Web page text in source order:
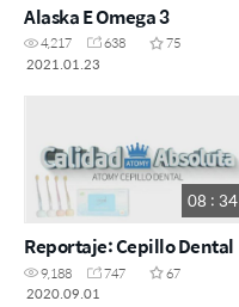
Alaska E Omega 3
4,217 638
75
2021.01.23
08 : 34
Reportaje: Cepillo Dental
9,188 747
67
2020.09.01